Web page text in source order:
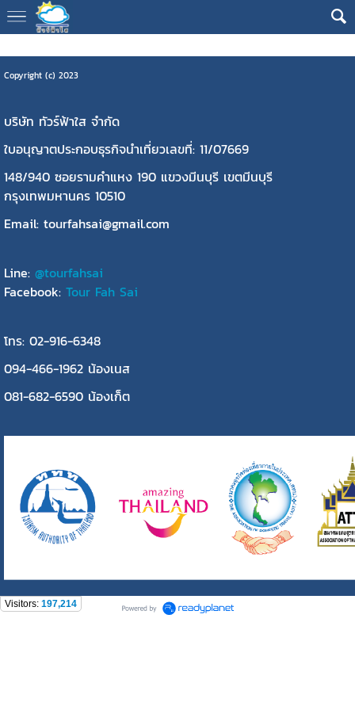
Copyright (c) 2023
บริษัท ทัวร์ฟ้าใส จำกัด
ใบอนุญาตประกอบธุรกิจนำเที่ยวเลขที่: 11/07669
148/940 ซอยรามคำแหง 190 แขวงมีนบุรี เขตมีนบุรี
กรุงเทพมหานคร 10510
Email: tourfahsai@gmail.com
Line: @tourfahsai
Facebook: Tour Fah Sai
โทร: 02-916-6348
094-466-1962 น้องเนส
081-682-6590 น้องเก็ต
Visitors: 197,214